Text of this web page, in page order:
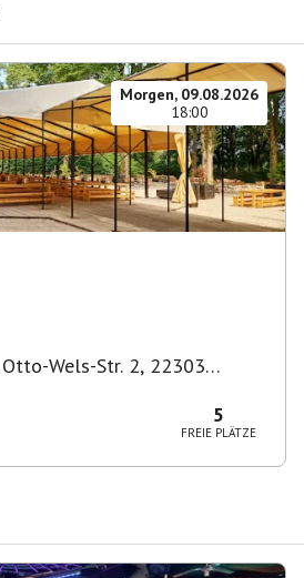
Morgen, 09.08.2026
18:00
Otto-Wels-Str. 2, 22303
5
FREIE PLÄTZE